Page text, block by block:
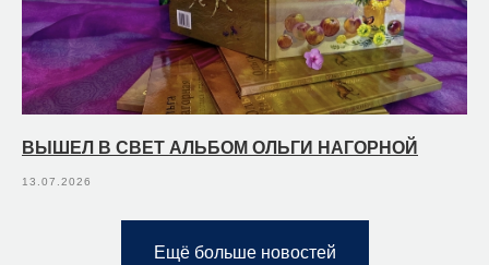
ВЫШЕЛ В СВЕТ АЛЬБОМ ОЛЬГИ НАГОРНОЙ
13.07.2026
Ещё больше новостей